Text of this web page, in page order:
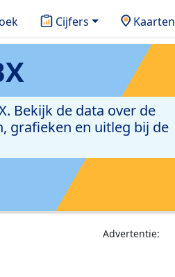
Cijfers Kaarten
Bekijk de data over de
grafieken en uitleg bij de
Advertentie: